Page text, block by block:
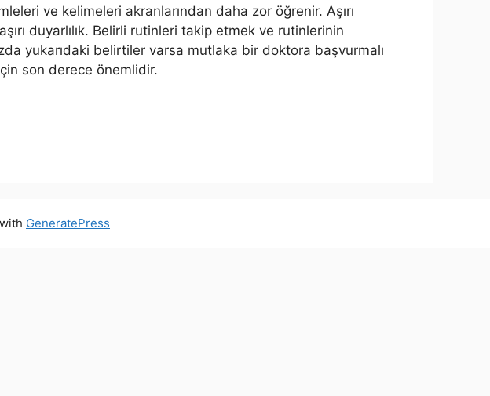
ve kelimeleri akranlarından daha zor öğrenir. Aşırı
duyarlılık. Belirli rutinleri takip etmek ve rutinlerinin
yukarıdaki belirtiler varsa mutlaka bir doktora başvurmalı
son derece önemlidir.
GeneratePress